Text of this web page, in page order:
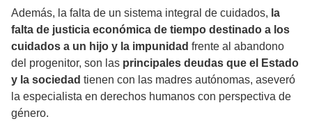
Además, la falta de un sistema integral de cuidados, la
falta de justicia económica de tiempo destinado a los
cuidados a un hijo y la impunidad frente al abandono
del progenitor, son las principales deudas que el Estado
y la sociedad tienen con las madres autónomas, aseveró
la especialista en derechos humanos con perspectiva de
género.